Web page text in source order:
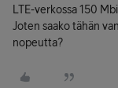
LTE-verkossa 150
Joten saako tähän
nopeutta?